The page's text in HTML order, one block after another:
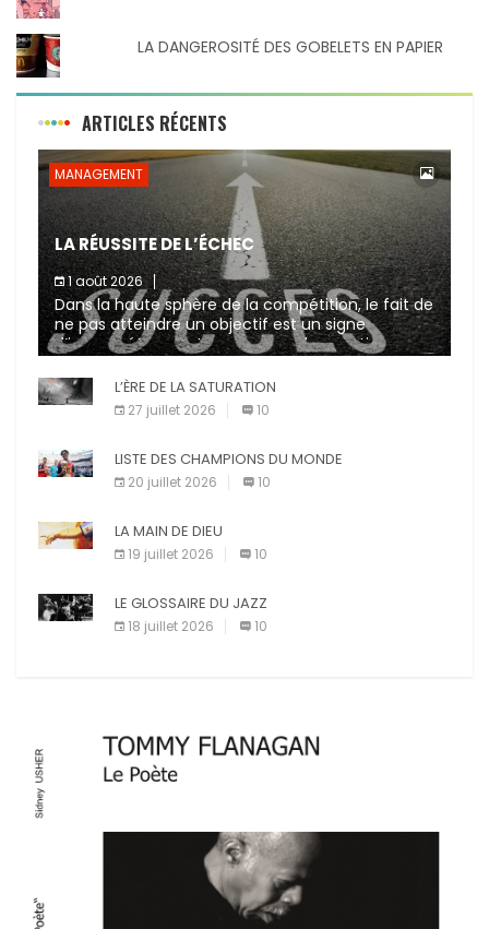
LA DANGEROSITÉ DES GOBELETS EN PAPIER
ARTICLES RÉCENTS
MANAGEMENT
LA RÉUSSITE DE L’ÉCHEC
1 août 2026
Dans la haute sphère de la compétition, le fait de
ne pas atteindre un objectif est un signe
d’incompétence et une source de sanctions
diverses (avertissement, […]
L’ÈRE DE LA SATURATION
27 juillet 2026 10
LISTE DES CHAMPIONS DU MONDE
20 juillet 2026 10
LA MAIN DE DIEU
19 juillet 2026 10
LE GLOSSAIRE DU JAZZ
18 juillet 2026 10